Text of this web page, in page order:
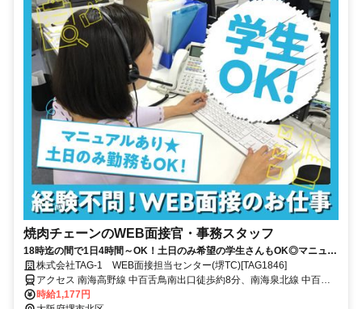
焼肉チェーンのWEB面接官・事務スタッフ
18時迄の間で1日4時間～OK！土日のみ希望の学生さんもOK◎マニュア
ル有で安心★グループで使えるお得な割引制度あり！
株式会社TAG-1 WEB面接担当センター(堺TC)[TAG1846]
アクセス 南海高野線 中百舌鳥南出口徒歩約8分、南海泉北線 中百舌
鳥南出口徒歩約8分、OsakaMetro御堂筋線 なかもず6番口徒歩約8分
時給1,177円